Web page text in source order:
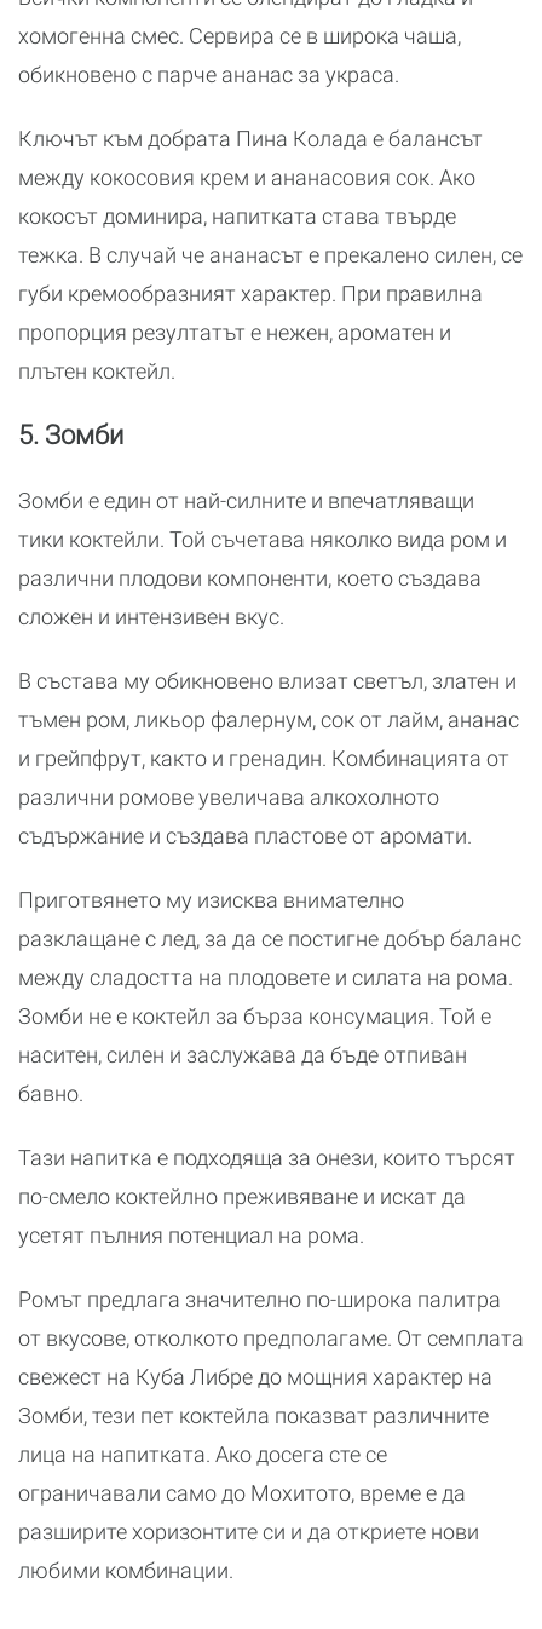
хомогенна смес. Сервира се в широка чаша,
обикновено с парче ананас за украса.
Ключът към добрата Пина Колада е балансът
между кокосовия крем и ананасовия сок. Ако
кокосът доминира, напитката става твърде
тежка. В случай че ананасът е прекалено силен, се
губи кремообразният характер. При правилна
пропорция резултатът е нежен, ароматен и
плътен коктейл.
5. Зомби
Зомби е един от най-силните и впечатляващи
тики коктейли. Той съчетава няколко вида ром и
различни плодови компоненти, което създава
сложен и интензивен вкус.
В състава му обикновено влизат светъл, златен и
тъмен ром, ликьор фалернум, сок от лайм, ананас
и грейпфрут, както и гренадин. Комбинацията от
различни ромове увеличава алкохолното
съдържание и създава пластове от аромати.
Приготвянето му изисква внимателно
разклащане с лед, за да се постигне добър баланс
между сладостта на плодовете и силата на рома.
Зомби не е коктейл за бърза консумация. Той е
наситен, силен и заслужава да бъде отпиван
бавно.
Тази напитка е подходяща за онези, които търсят
по-смело коктейлно преживяване и искат да
усетят пълния потенциал на рома.
Ромът предлага значително по-широка палитра
от вкусове, отколкото предполагаме. От семплата
свежест на Куба Либре до мощния характер на
Зомби, тези пет коктейла показват различните
лица на напитката. Ако досега сте се
ограничавали само до Мохитото, време е да
разширите хоризонтите си и да откриете нови
любими комбинации.